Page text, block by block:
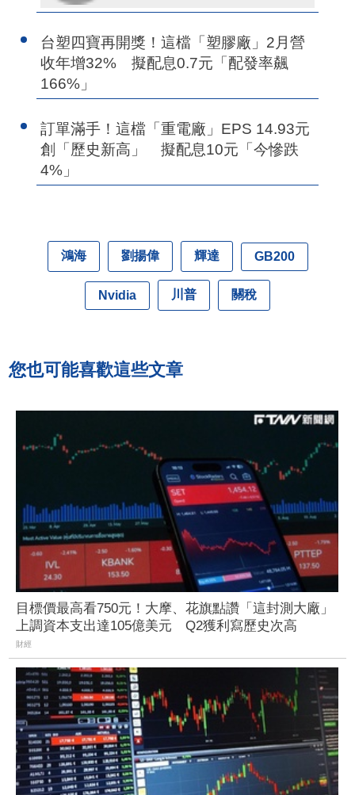
台塑四寶再開獎！這檔「塑膠廠」2月營
收年增32% 擬配息0.7元「配發率飆
166%」
訂單滿手！這檔「重電廠」EPS 14.93元
創「歷史新高」 擬配息10元「今慘跌
4%」
鴻海 劉揚偉 輝達 GB200
Nvidia 川普 關稅
您也可能喜歡這些文章
目標價最高看750元！大摩、花旗點讚「這封測大廠」
上調資本支出達105億美元 Q2獲利寫歷史次高
財經